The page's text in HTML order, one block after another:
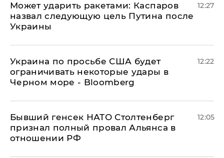
Может ударить ракетами: Каспаров
назвал следующую цель Путина после
Украины
12:27
Украина по просьбе США будет
ограничивать некоторые удары в
Черном море - Bloomberg
12:22
Бывший генсек НАТО Столтенберг
признал полный провал Альянса в
отношении РФ
12:05